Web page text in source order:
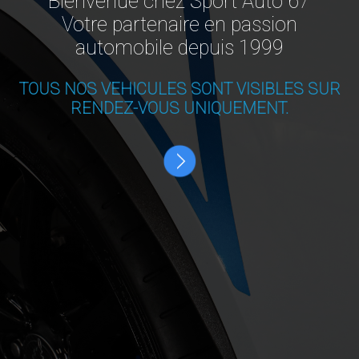
Votre partenaire en passion
automobile depuis 1999
TOUS NOS VEHICULES SONT VISIBLES SUR
RENDEZ-VOUS UNIQUEMENT.